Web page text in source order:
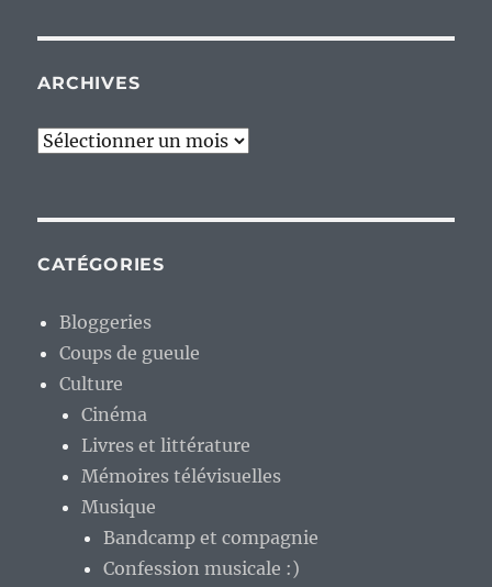
ARCHIVES
Archives
CATÉGORIES
Bloggeries
Coups de gueule
Culture
Cinéma
Livres et littérature
Mémoires télévisuelles
Musique
Bandcamp et compagnie
Confession musicale :)